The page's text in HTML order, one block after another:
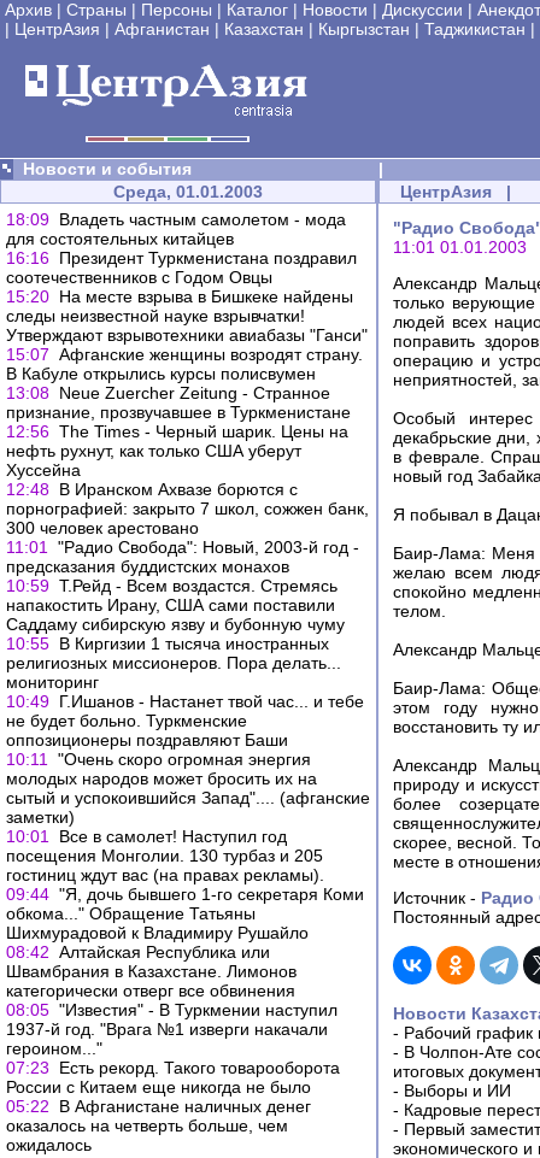
Архив | Страны | Персоны | Каталог | Новости | Дискуссии |
| ЦентрАзия | Афганистан | Казахстан | Кыргызстан | Таджикистан |
Новости и события
|
Среда, 01.01.2003
18:09 Владеть частным самолетом - мода
для состоятельных китайцев
16:16 Президент Туркменистана поздравил
соотечественников с Годом Овцы
15:20 На месте взрыва в Бишкеке найдены
следы неизвестной науке взрывчатки!
Утверждают взрывотехники авиабазы "Ганси"
15:07 Афганские женщины возродят страну.
В Кабуле открылись курсы полисвумен
13:08 Neue Zuercher Zeitung - Странное
признание, прозвучавшее в Туркменистане
12:56 The Times - Черный шарик. Цены на
нефть рухнут, как только США уберут
Хуссейна
12:48 В Иранском Ахвазе борются с
порнографией: закрыто 7 школ, сожжен банк,
300 человек арестовано
11:01
"Радио Свобода": Новый, 2003-й год -
предсказания буддистских монахов
10:59 Т.Рейд - Всем воздастся. Стремясь
напакостить Ирану, США сами поставили
Саддаму сибирскую язву и бубонную чуму
10:55 В Киргизии 1 тысяча иностранных
религиозных миссионеров. Пора делать...
мониторинг
10:49 Г.Ишанов - Настанет твой час... и тебе
не будет больно. Туркменские
оппозиционеры поздравляют Баши
10:11
"Очень скоро огромная энергия
молодых народов может бросить их на
сытый и успокоившийся Запад".... (афганские
заметки)
10:01
Все в самолет! Наступил год
посещения Монголии. 130 турбаз и 205
гостиниц ждут вас (на правах рекламы).
09:44 "Я, дочь бывшего 1-го секретаря Коми
обкома..." Обращение Татьяны
Шихмурадовой к Владимиру Рушайло
08:42 Алтайская Республика или
Швамбрания в Казахстане. Лимонов
категорически отверг все обвинения
08:05 "Известия" - В Туркмении наступил
1937-й год. "Врага №1 изверги накачали
героином..."
07:23
Есть рекорд. Такого товарооборота
России с Китаем еще никогда не было
05:22
В Афганистане наличных денег
оказалось на четверть больше, чем
ожидалось
ЦентрАзия |
"Радио
11:01 01.01.2003
Александр
только верующие
людей всех
поправить
операцию и
неприятностей,
Особый интерес
декабрьские дни,
в феврале.
новый год
Я побывал в
Баир-Лама: Меня
желаю всем
спокойно
телом.
Александр
Баир-Лама:
этом году
восстановить ту
Александр
природу и
более
скорее, весной.
месте в
Источник - Радио
Постоянный
Новости
- Рабочий график
- В Чолпон-Ате
итоговых
- Выборы и ИИ
- Кадровые
- Первый
экономического